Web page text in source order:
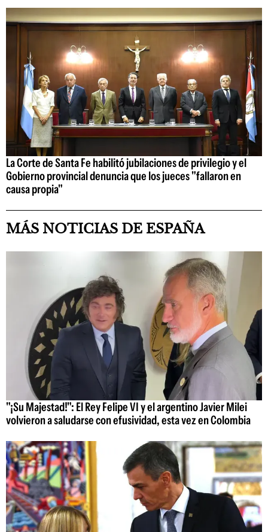
La Corte de Santa Fe habilitó jubilaciones de privilegio y el
Gobierno provincial denuncia que los jueces "fallaron en
causa propia"
MÁS NOTICIAS DE ESPAÑA
"¡Su Majestad!": El Rey Felipe VI y el argentino Javier Milei
volvieron a saludarse con efusividad, esta vez en Colombia